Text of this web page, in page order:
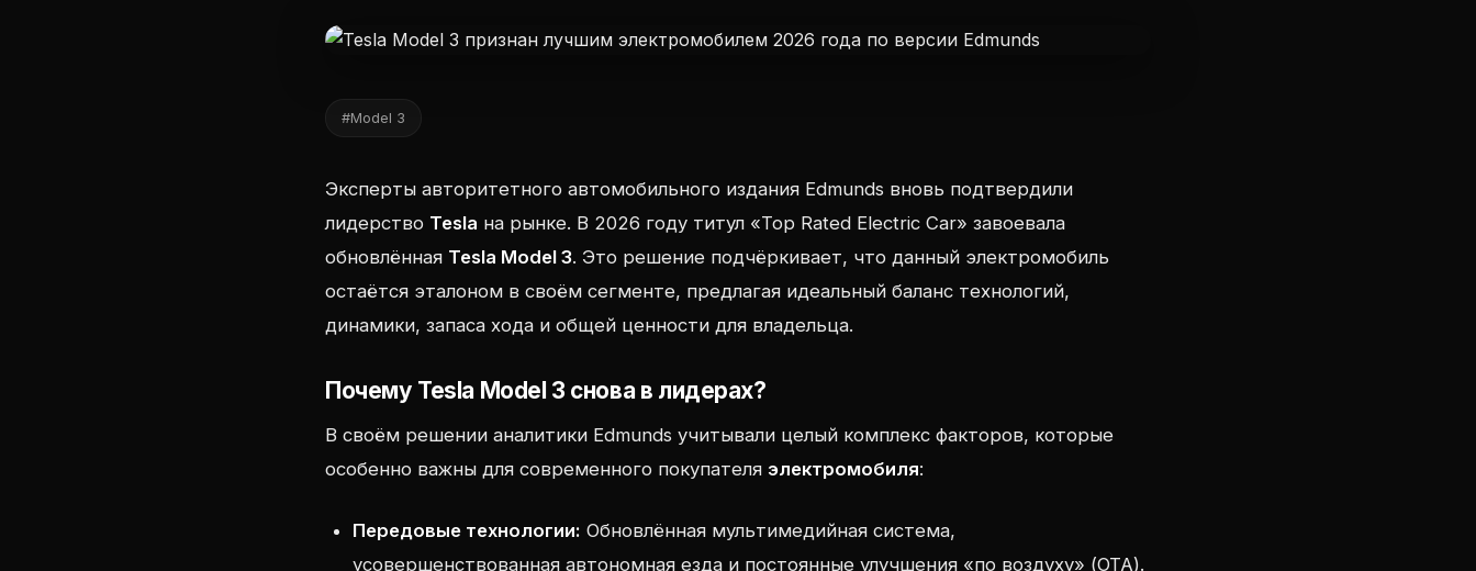
#Model 3
Эксперты авторитетного автомобильного издания Edmunds вновь подтвердили
лидерство Tesla на рынке. В 2026 году титул «Top Rated Electric Car» завоевала
обновлённая Tesla Model 3. Это решение подчёркивает, что данный электромобиль
остаётся эталоном в своём сегменте, предлагая идеальный баланс технологий,
динамики, запаса хода и общей ценности для владельца.
Почему Tesla Model 3 снова в лидерах?
В своём решении аналитики Edmunds учитывали целый комплекс факторов, которые
особенно важны для современного покупателя электромобиля:
Передовые технологии: Обновлённая мультимедийная система,
усовершенствованная автономная езда и постоянные улучшения «по воздуху» (OTA).